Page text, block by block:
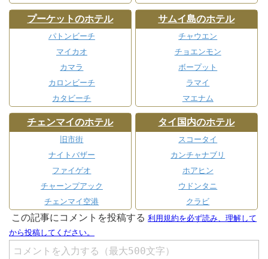
プーケットのホテル
パトンビーチ
マイカオ
カマラ
カロンビーチ
カタビーチ
サムイ島のホテル
チャウエン
チョエンモン
ボープット
ラマイ
マエナム
チェンマイのホテル
旧市街
ナイトバザー
ファイゲオ
チャーンプアック
チェンマイ空港
タイ国内のホテル
スコータイ
カンチャナブリ
ホアヒン
ウドンタニ
クラビ